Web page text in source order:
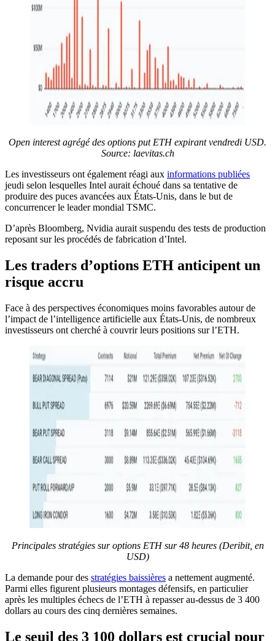
Open interest agrégé des options put ETH expirant vendredi USD.
Source: laevitas.ch
Les investisseurs ont également réagi aux informations publiées
jeudi selon lesquelles Intel aurait échoué dans sa tentative de
produire des puces avancées aux États-Unis, dans le but de
concurrencer le leader mondial TSMC.
D’après Bloomberg, Nvidia aurait suspendu des tests de production
reposant sur les procédés de fabrication d’Intel.
Les traders d’options ETH anticipent un
risque accru
Face à des perspectives économiques moins favorables autour de
l’impact de l’intelligence artificielle aux États-Unis, de nombreux
investisseurs ont cherché à couvrir leurs positions sur l’ETH.
Principales stratégies sur options ETH sur 48 heures (Deribit, en
USD)
La demande pour des stratégies baissières a nettement augmenté.
Parmi elles figurent plusieurs montages défensifs, en particulier
après les multiples échecs de l’ETH à repasser au-dessus de 3 400
dollars au cours des cinq dernières semaines.
Le seuil des 3 100 dollars est crucial pour